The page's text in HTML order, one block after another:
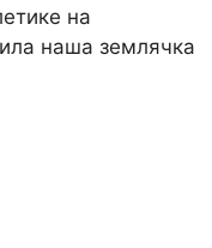
на
наша землячка